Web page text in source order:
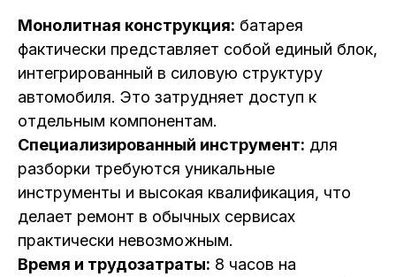
Монолитная конструкция: батарея
фактически представляет собой единый блок,
интегрированный в силовую структуру
автомобиля. Это затрудняет доступ к
отдельным компонентам.
Специализированный инструмент: для
разборки требуются уникальные
инструменты и высокая квалификация, что
делает ремонт в обычных сервисах
практически невозможным.
Время и трудозатраты: 8 часов на